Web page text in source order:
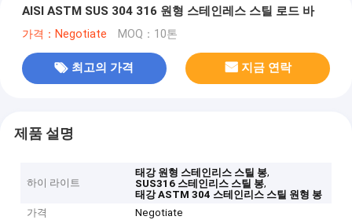
AISI ASTM SUS 304 316 원형 스테인레스 스틸 로드 바
가격：Negotiate MOQ：10톤
최고의 가격 지금 연락
제품 설명
하이 라이트
태강 원형 스테인리스 스틸 봉,
SUS316 스테인리스 스틸 봉,
태강 ASTM 304 스테인리스 스틸 원형 봉
가격
Negotiate